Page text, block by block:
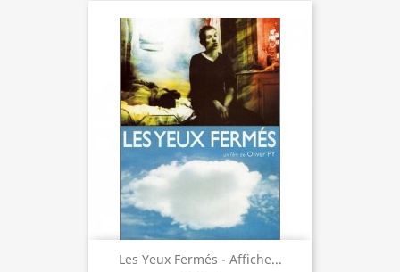
Les Yeux Fermés - Affiche...